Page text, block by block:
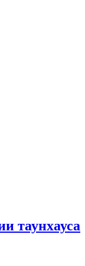
таунхауса